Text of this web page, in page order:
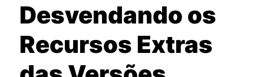
Desvendando os
Recursos Extras